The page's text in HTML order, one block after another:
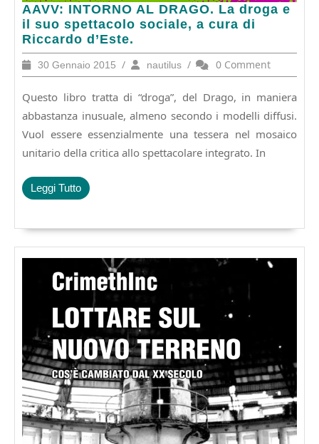
AAVV: INTORNO AL DRAGO. La droga e
il suo spettacolo sociale, a cura di
Riccardo d’Este.
AAVV:
INTORNO
AL
DRAGO.
La
e
il
suo
spettacolo
sociale,
cura
di
d’Este.
30 Gennaio 2015 30
Gennaio
2015
/ nautilusnautilus
/ 0 Comment
Questo libro tratta di “droga”, del Drago, in maniera
abbastanza inusuale, almeno secondo i modelli diffusi.
Vuol essere essenzialmente una tessera nel mosaico
unitario della critica allo spettacolare integrato. In
Leggi TuttoLeggi
Tutto